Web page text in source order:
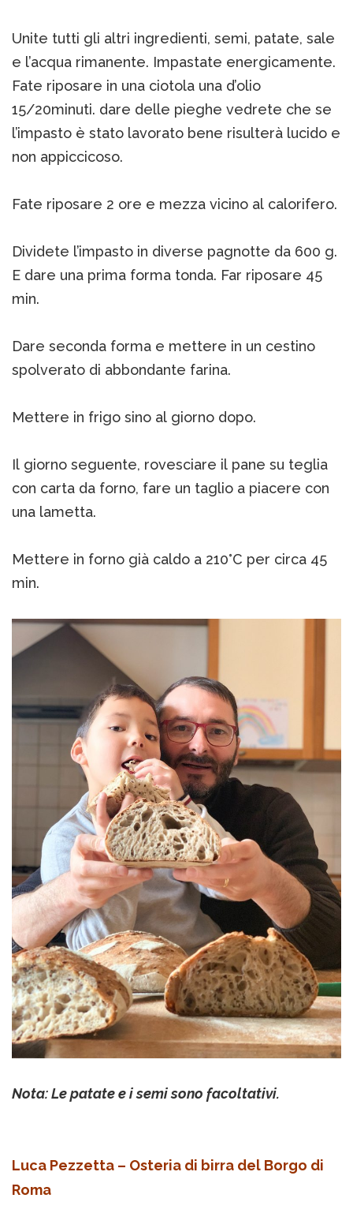
Unite tutti gli altri ingredienti, semi, patate, sale
e l’acqua rimanente. Impastate energicamente.
Fate riposare in una ciotola una d’olio
15/20minuti. dare delle pieghe vedrete che se
l’impasto è stato lavorato bene risulterà lucido e
non appiccicoso.
Fate riposare 2 ore e mezza vicino al calorifero.
Dividete l’impasto in diverse pagnotte da 600 g.
E dare una prima forma tonda. Far riposare 45
min.
Dare seconda forma e mettere in un cestino
spolverato di abbondante farina.
Mettere in frigo sino al giorno dopo.
Il giorno seguente, rovesciare il pane su teglia
con carta da forno, fare un taglio a piacere con
una lametta.
Mettere in forno già caldo a 210°C per circa 45
min.
Nota: Le patate e i semi sono facoltativi.
Luca Pezzetta – Osteria di birra del Borgo di
Roma